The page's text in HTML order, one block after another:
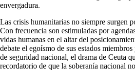
envergadura.
Las crisis humanitarias no siempre surgen
Con frecuencia son estimuladas por
vidas humanas en el altar del
debate el egoísmo de sus estados
de seguridad nacional, el drama de Ceuta
recordatorio de que la soberanía nacional